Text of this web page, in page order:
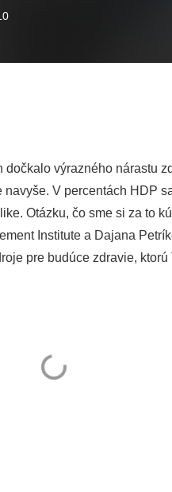
výrazného nárastu
V percentách HDP
Otázku, čo sme si za to
Institute a Dajana
pre budúce zdravie, ktorú